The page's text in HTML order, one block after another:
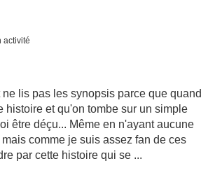
activité
lis pas les synopsis parce que quand
et qu'on tombe sur un simple
être déçu... Même en n'ayant aucune
comme je suis assez fan de ces
par cette histoire qui se ...